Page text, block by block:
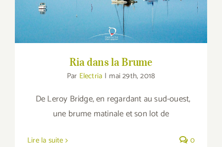
Ria dans la Brume
Ria dans la Brume
Par Electria | mai 29th, 2018
De Leroy Bridge, en regardant au sud-ouest,
une brume matinale et son lot de
Lire la suite 0